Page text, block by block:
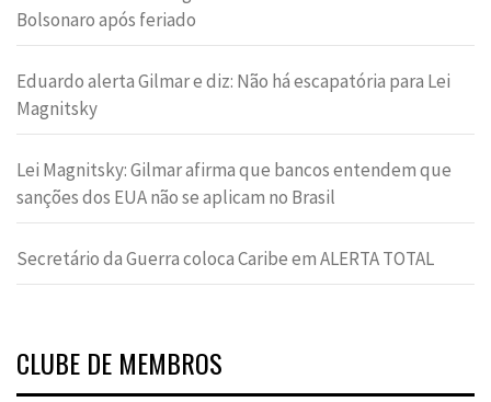
Bolsonaro após feriado
Eduardo alerta Gilmar e diz: Não há escapatória para Lei
Magnitsky
Lei Magnitsky: Gilmar afirma que bancos entendem que
sanções dos EUA não se aplicam no Brasil
Secretário da Guerra coloca Caribe em ALERTA TOTAL
CLUBE DE MEMBROS